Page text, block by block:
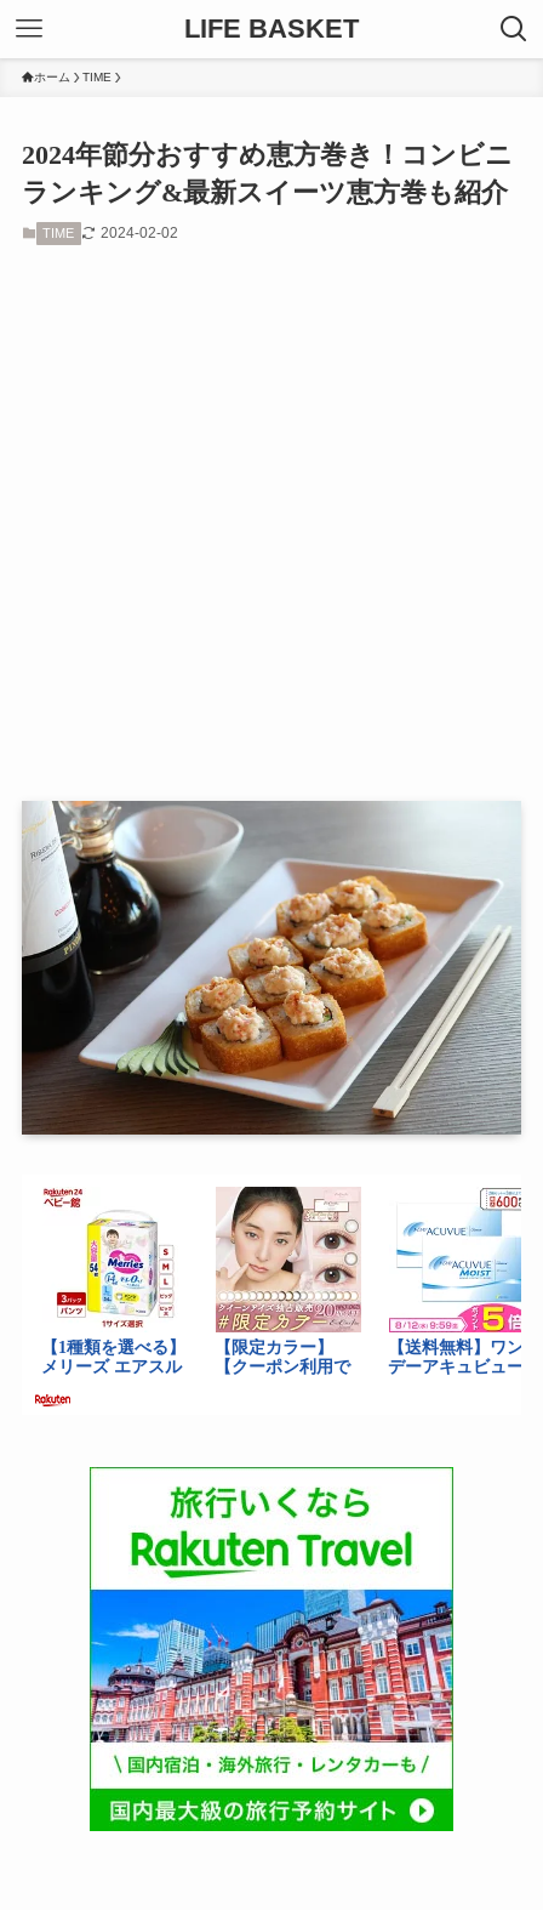
LIFE BASKET
ホーム TIME
2024年節分おすすめ恵方巻き！コンビニ
ランキング&最新スイーツ恵方巻も紹介
TIME 2024-02-02